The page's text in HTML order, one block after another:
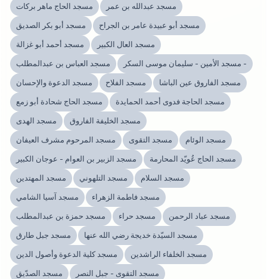
مسجد الحاج ماهر بركات
مسجد عبدالله بن عمر
مسجد أبو بكر الصديق
مسجد أبو عبيدة عامر بن الجراح
مسجد أحمد أبو غزالة
مسجد العال الكبير
مسجد العباس بن عبدالمطلب
مسجد الأمين - سليمان موسى السكر -
مسجد الدعوة والإحسان
مسجد الفلاح
مسجد الفاروق عين الباشا
مسجد الحاج شحادة أبو زمع
مسجد الحاجة فدوى أحمد الحمايدة
مسجد الهدى
مسجد الخليفة الفاروق
مسجد المرحوم مشرف العيفان
مسجد التقوى
مسجد الوئام
مسجد الزبير بن العوام - عوجان الكبير
مسجد الحاج عُويّد المحارمة
مسجد المهتدين
مسجد التلهوني
مسجد السلام
مسجد آسيا الشامي
مسجد فاطمة الزهراء
مسجد حمزة بن عبدالمطلب
مسجد حراء
مسجد عباد الرحمن
مسجد جبل طارق
مسجد السيّدة خديجة رضي الله عنها
مسجد كلية الدعوة وأصول الدين
مسجد الخلفاء الراشدين
مسجد الصدّيق
مسجد التقوى - جبل النصر